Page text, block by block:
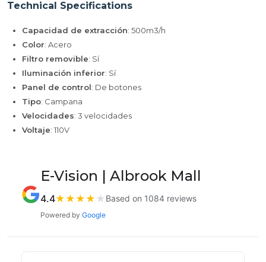
Technical Specifications
Capacidad de extracción: 500m3/h
Color: Acero
Filtro removible: Sí
Iluminación inferior: Sí
Panel de control: De botones
Tipo: Campana
Velocidades: 3 velocidades
Voltaje: 110V
E-Vision | Albrook Mall
4.4★ ★ ★ ★ ★ Based on 1084 reviews
Powered by Google